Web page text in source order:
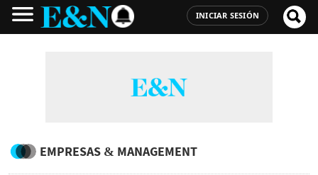
INICIAR SESIÓN
EMPRESAS & MANAGEMENT